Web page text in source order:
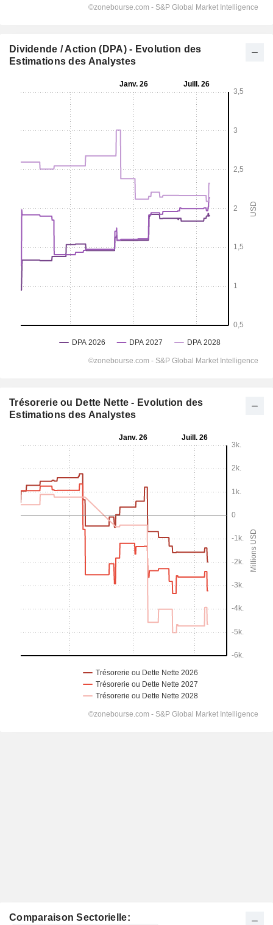
Dividende / Action (DPA) - Evolution des
Estimations des Analystes
Trésorerie ou Dette Nette - Evolution des
Estimations des Analystes
Comparaison Sectorielle: